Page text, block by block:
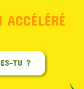
TU ?